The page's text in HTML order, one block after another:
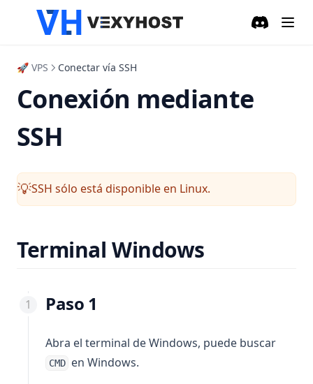
🚀 VPS Conectar vía SSH
Conexión mediante
SSH
💡SSH sólo está disponible en Linux.
Terminal Windows
Paso 1
Abra el terminal de Windows, puede buscar
CMD en Windows.